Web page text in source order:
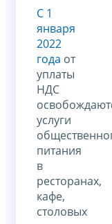
С 1
января
2022
года от
уплаты
НДС
услуги
питания
в
ресторанах,
кафе,
столовых